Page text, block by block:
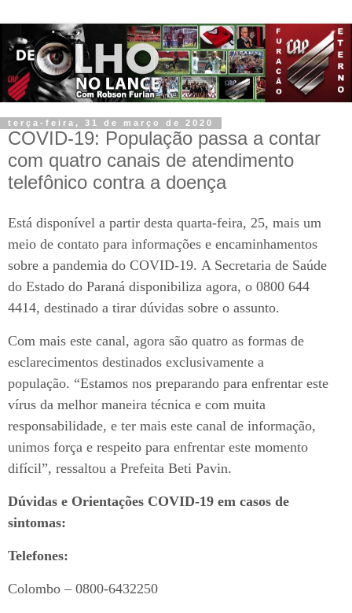
terça-feira, 31 de março de 2020
COVID-19: População passa a contar
com quatro canais de atendimento
telefônico contra a doença
Está disponível a partir desta quarta-feira, 25, mais um
meio de contato para informações e encaminhamentos
sobre a pandemia do COVID-19. A Secretaria de Saúde
do Estado do Paraná disponibiliza agora, o 0800 644
4414, destinado a tirar dúvidas sobre o assunto.
Com mais este canal, agora são quatro as formas de
esclarecimentos destinados exclusivamente a
população. “Estamos nos preparando para enfrentar este
vírus da melhor maneira técnica e com muita
responsabilidade, e ter mais este canal de informação,
unimos força e respeito para enfrentar este momento
difícil”, ressaltou a Prefeita Beti Pavin.
Dúvidas e Orientações COVID-19 em casos de
sintomas:
Telefones:
Colombo – 0800-6432250